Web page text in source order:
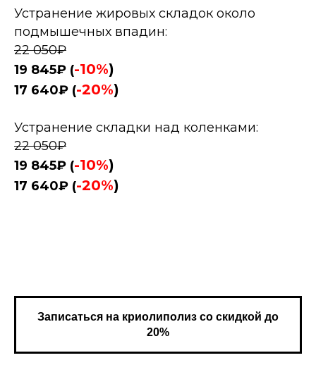
Устранение жировых складок около
подмышечных впадин:
22 050₽
19 845₽ (-10%)
17 640₽ (-20%)
Устранение складки над коленками:
22 050₽
19 845₽ (-10%)
17 640₽ (-20%)
Записаться на криолиполиз со скидкой до
20%